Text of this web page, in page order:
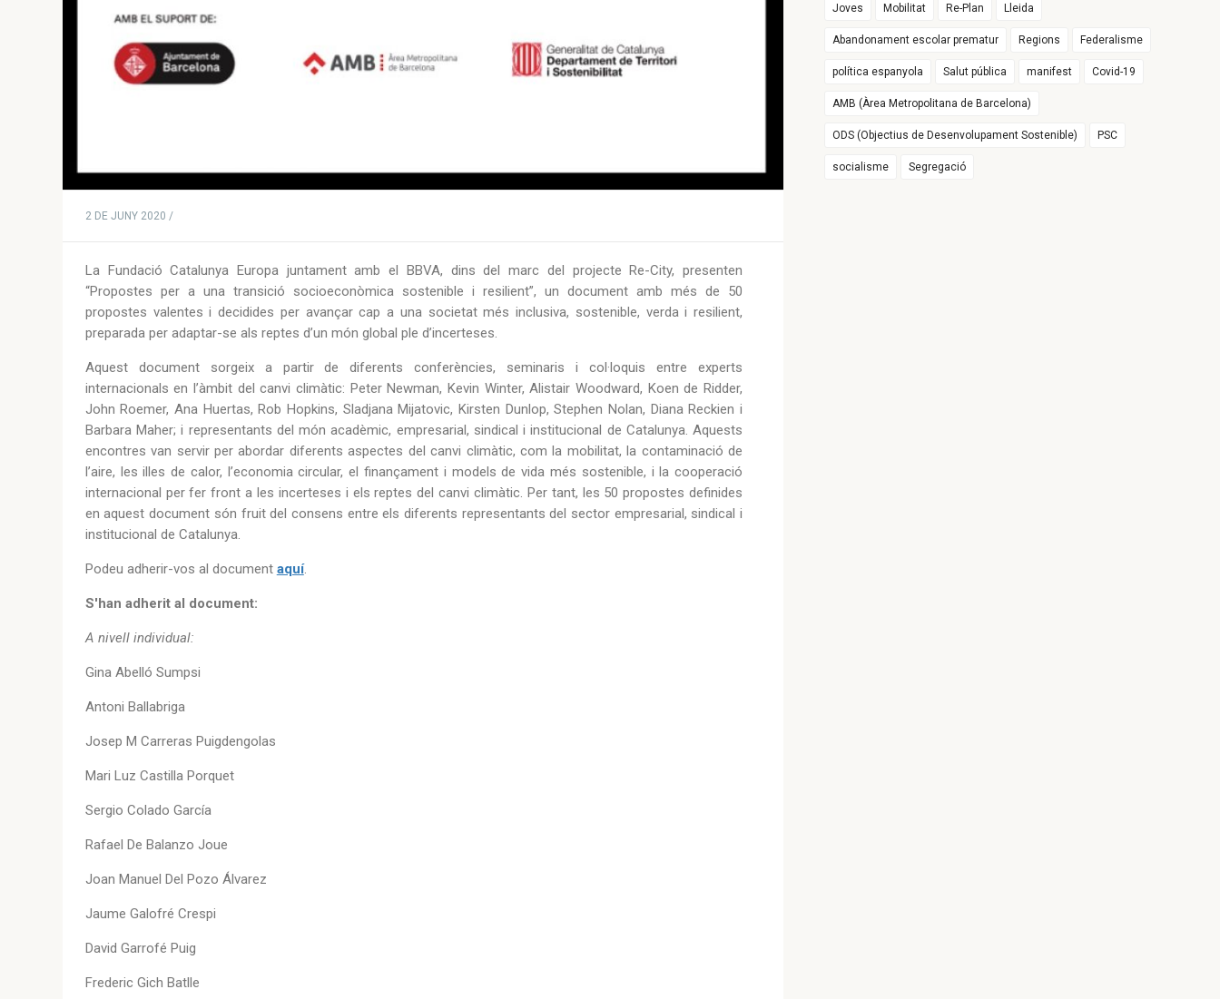
2 DE JUNY 2020 /
La Fundació Catalunya Europa juntament amb el BBVA, dins del marc del projecte Re-City, presenten
“Propostes per a una transició socioeconòmica sostenible i resilient”, un document amb més de 50
propostes valentes i decidides per avançar cap a una societat més inclusiva, sostenible, verda i resilient,
preparada per adaptar-se als reptes d’un món global ple d’incerteses.
Aquest document sorgeix a partir de diferents conferències, seminaris i col·loquis entre experts
internacionals en l’àmbit del canvi climàtic: Peter Newman, Kevin Winter, Alistair Woodward, Koen de Ridder,
John Roemer, Ana Huertas, Rob Hopkins, Sladjana Mijatovic, Kirsten Dunlop, Stephen Nolan, Diana Reckien i
Barbara Maher; i representants del món acadèmic, empresarial, sindical i institucional de Catalunya. Aquests
encontres van servir per abordar diferents aspectes del canvi climàtic, com la mobilitat, la contaminació de
l’aire, les illes de calor, l’economia circular, el finançament i models de vida més sostenible, i la cooperació
internacional per fer front a les incerteses i els reptes del canvi climàtic. Per tant, les 50 propostes definides
en aquest document són fruit del consens entre els diferents representants del sector empresarial, sindical i
institucional de Catalunya.
Podeu adherir-vos al document aquí.
S'han adherit al document:
A nivell individual:
Gina Abelló Sumpsi
Antoni Ballabriga
Josep M Carreras Puigdengolas
Mari Luz Castilla Porquet
Sergio Colado García
Rafael De Balanzo Joue
Joan Manuel Del Pozo Álvarez
Jaume Galofré Crespi
David Garrofé Puig
Frederic Gich Batlle
Joves Mobilitat Re-Plan Lleida
Abandonament escolar prematur Regions Federalisme
política espanyola Salut pública manifest Covid-19
AMB (Àrea Metropolitana de Barcelona)
ODS (Objectius de Desenvolupament Sostenible) PSC
socialisme Segregació